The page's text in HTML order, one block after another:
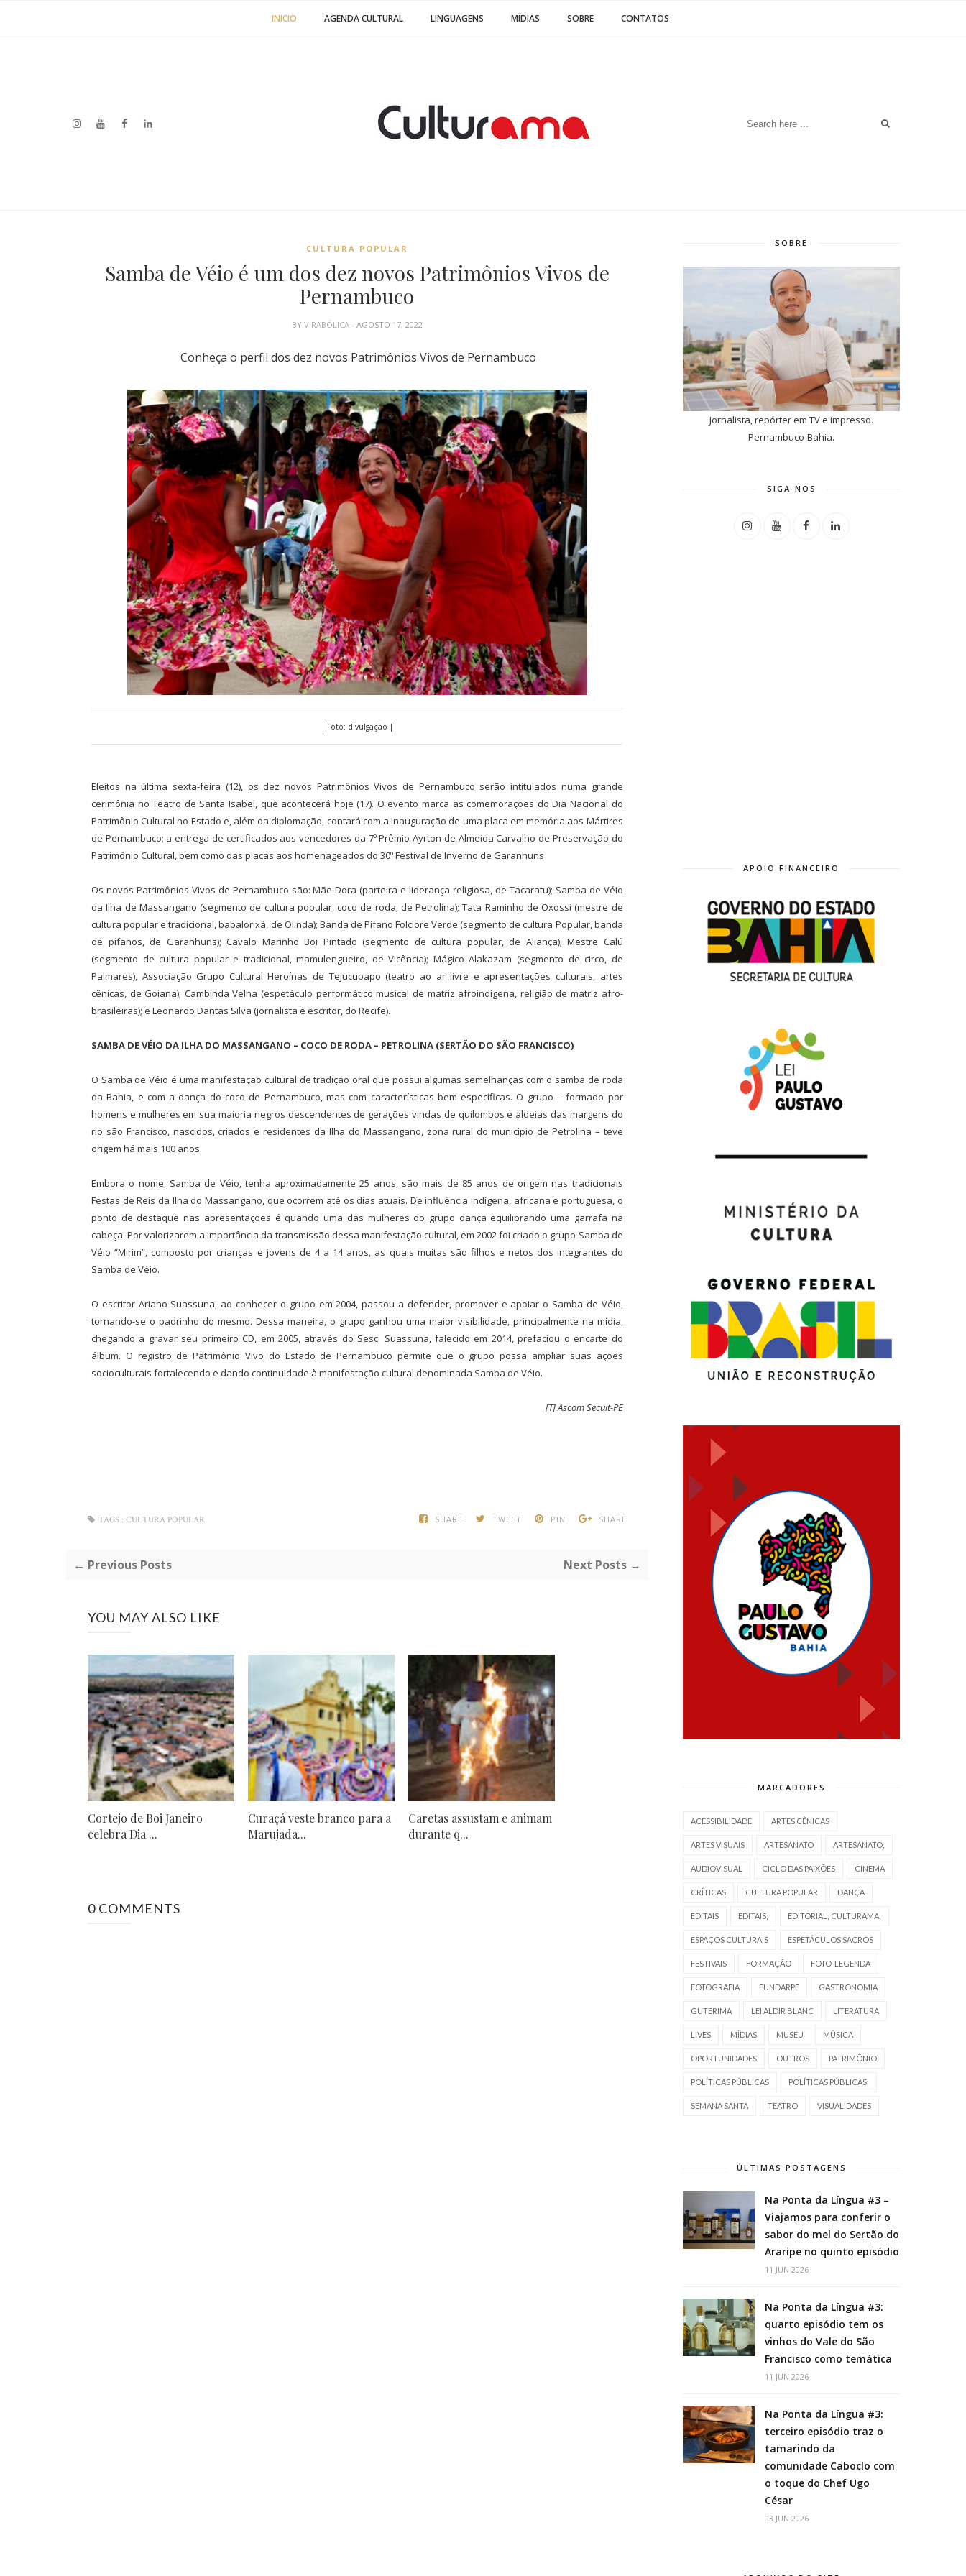
INICIO AGENDA CULTURAL LINGUAGENS MÍDIAS SOBRE CONTATOS
CULTURA POPULAR
Samba de Véio é um dos dez novos Patrimônios Vivos de
Pernambuco
BY VIRABÓLICA - AGOSTO 17, 2022
Conheça o perfil dos dez novos Patrimônios Vivos de Pernambuco
| Foto: divulgação |
Eleitos na última sexta-feira (12), os dez novos Patrimônios Vivos de Pernambuco serão intitulados numa grande
cerimônia no Teatro de Santa Isabel, que acontecerá hoje (17). O evento marca as comemorações do Dia Nacional do
Patrimônio Cultural no Estado e, além da diplomação, contará com a inauguração de uma placa em memória aos Mártires
de Pernambuco; a entrega de certificados aos vencedores da 7º Prêmio Ayrton de Almeida Carvalho de Preservação do
Patrimônio Cultural, bem como das placas aos homenageados do 30º Festival de Inverno de Garanhuns
Os novos Patrimônios Vivos de Pernambuco são: Mãe Dora (parteira e liderança religiosa, de Tacaratu); Samba de Véio
da Ilha de Massangano (segmento de cultura popular, coco de roda, de Petrolina); Tata Raminho de Oxossi (mestre de
cultura popular e tradicional, babalorixá, de Olinda); Banda de Pífano Folclore Verde (segmento de cultura Popular, banda
de pífanos, de Garanhuns); Cavalo Marinho Boi Pintado (segmento de cultura popular, de Aliança); Mestre Calú
(segmento de cultura popular e tradicional, mamulengueiro, de Vicência); Mágico Alakazam (segmento de circo, de
Palmares), Associação Grupo Cultural Heroínas de Tejucupapo (teatro ao ar livre e apresentações culturais, artes
cênicas, de Goiana); Cambinda Velha (espetáculo performático musical de matriz afroindígena, religião de matriz afro-
brasileiras); e Leonardo Dantas Silva (jornalista e escritor, do Recife).
SAMBA DE VÉIO DA ILHA DO MASSANGANO – COCO DE RODA – PETROLINA (SERTÃO DO SÃO FRANCISCO)
O Samba de Véio é uma manifestação cultural de tradição oral que possui algumas semelhanças com o samba de roda
da Bahia, e com a dança do coco de Pernambuco, mas com características bem específicas. O grupo – formado por
homens e mulheres em sua maioria negros descendentes de gerações vindas de quilombos e aldeias das margens do
rio são Francisco, nascidos, criados e residentes da Ilha do Massangano, zona rural do município de Petrolina – teve
origem há mais 100 anos.
Embora o nome, Samba de Véio, tenha aproximadamente 25 anos, são mais de 85 anos de origem nas tradicionais
Festas de Reis da Ilha do Massangano, que ocorrem até os dias atuais. De influência indígena, africana e portuguesa, o
ponto de destaque nas apresentações é quando uma das mulheres do grupo dança equilibrando uma garrafa na
cabeça. Por valorizarem a importância da transmissão dessa manifestação cultural, em 2002 foi criado o grupo Samba de
Véio “Mirim”, composto por crianças e jovens de 4 a 14 anos, as quais muitas são filhos e netos dos integrantes do
Samba de Véio.
O escritor Ariano Suassuna, ao conhecer o grupo em 2004, passou a defender, promover e apoiar o Samba de Véio,
tornando-se o padrinho do mesmo. Dessa maneira, o grupo ganhou uma maior visibilidade, principalmente na mídia,
chegando a gravar seu primeiro CD, em 2005, através do Sesc. Suassuna, falecido em 2014, prefaciou o encarte do
álbum. O registro de Patrimônio Vivo do Estado de Pernambuco permite que o grupo possa ampliar suas ações
socioculturais fortalecendo e dando continuidade à manifestação cultural denominada Samba de Véio.
[T] Ascom Secult-PE
SHARE TWEET PIN SHARE
TAGS : CULTURA POPULAR
← Previous Posts Next Posts →
YOU MAY ALSO LIKE
Cortejo de Boi Janeiro
celebra Dia ...
Curaçá veste branco para a
Marujada...
Caretas assustam e animam
durante q...
0 COMMENTS
SOBRE
Jornalista, repórter em TV e impresso.
Pernambuco-Bahia.
SIGA-NOS
APOIO FINANCEIRO
MARCADORES
ACESSIBILIDADE ARTES CÊNICAS
ARTES VISUAIS ARTESANATO ARTESANATO;
AUDIOVISUAL CICLO DAS PAIXÕES CINEMA
CRÍTICAS CULTURA POPULAR DANÇA
EDITAIS EDITAIS; EDITORIAL; CULTURAMA;
ESPAÇOS CULTURAIS ESPETÁCULOS SACROS
FESTIVAIS FORMAÇÃO FOTO-LEGENDA
FOTOGRAFIA FUNDARPE GASTRONOMIA
GUTERIMA LEI ALDIR BLANC LITERATURA
LIVES MÍDIAS MUSEU MÚSICA
OPORTUNIDADES OUTROS PATRIMÔNIO
POLÍTICAS PÚBLICAS POLÍTICAS PÚBLICAS;
SEMANA SANTA TEATRO VISUALIDADES
ÚLTIMAS POSTAGENS
Na Ponta da Língua #3 –
Viajamos para conferir o
sabor do mel do Sertão do
Araripe no quinto episódio
11 JUN 2026
Na Ponta da Língua #3:
quarto episódio tem os
vinhos do Vale do São
Francisco como temática
11 JUN 2026
Na Ponta da Língua #3:
terceiro episódio traz o
tamarindo da
comunidade Caboclo com
o toque do Chef Ugo
César
03 JUN 2026